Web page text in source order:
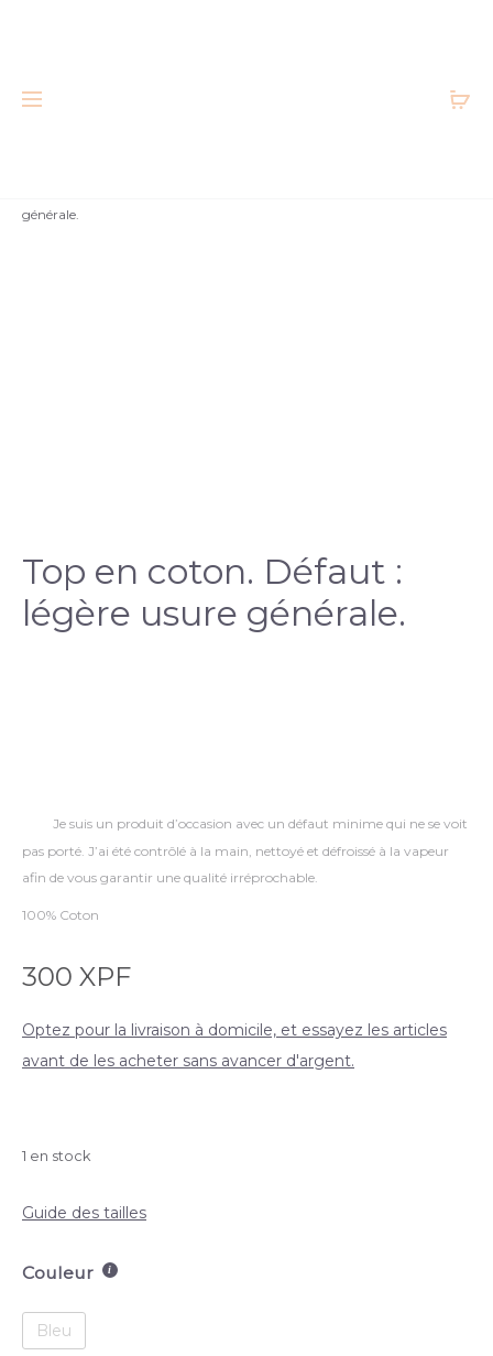
générale.
Top en coton. Défaut :
légère usure générale.
Je suis un produit d’occasion avec un défaut minime qui ne se voit
pas porté. J’ai été contrôlé à la main, nettoyé et défroissé à la vapeur
afin de vous garantir une qualité irréprochable.
100% Coton
300 XPF
Optez pour la livraison à domicile, et essayez les articles
avant de les acheter sans avancer d'argent.
1 en stock
Guide des tailles
Couleur
Bleu